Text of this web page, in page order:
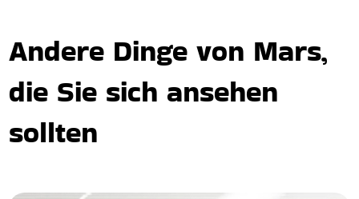
Andere Dinge von Mars,
die Sie sich ansehen
sollten